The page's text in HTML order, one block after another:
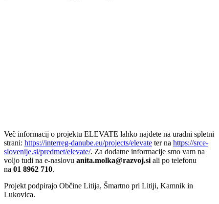
Več informacij o projektu ELEVATE lahko najdete na uradni spletni
strani: https://interreg-danube.eu/projects/elevate ter na https://srce-
slovenije.si/predmet/elevate/. Za dodatne informacije smo vam na
voljo tudi na e-naslovu anita.molka@razvoj.si ali po telefonu
na 01 8962 710.
Projekt podpirajo Občine Litija, Šmartno pri Litiji, Kamnik in
Lukovica.